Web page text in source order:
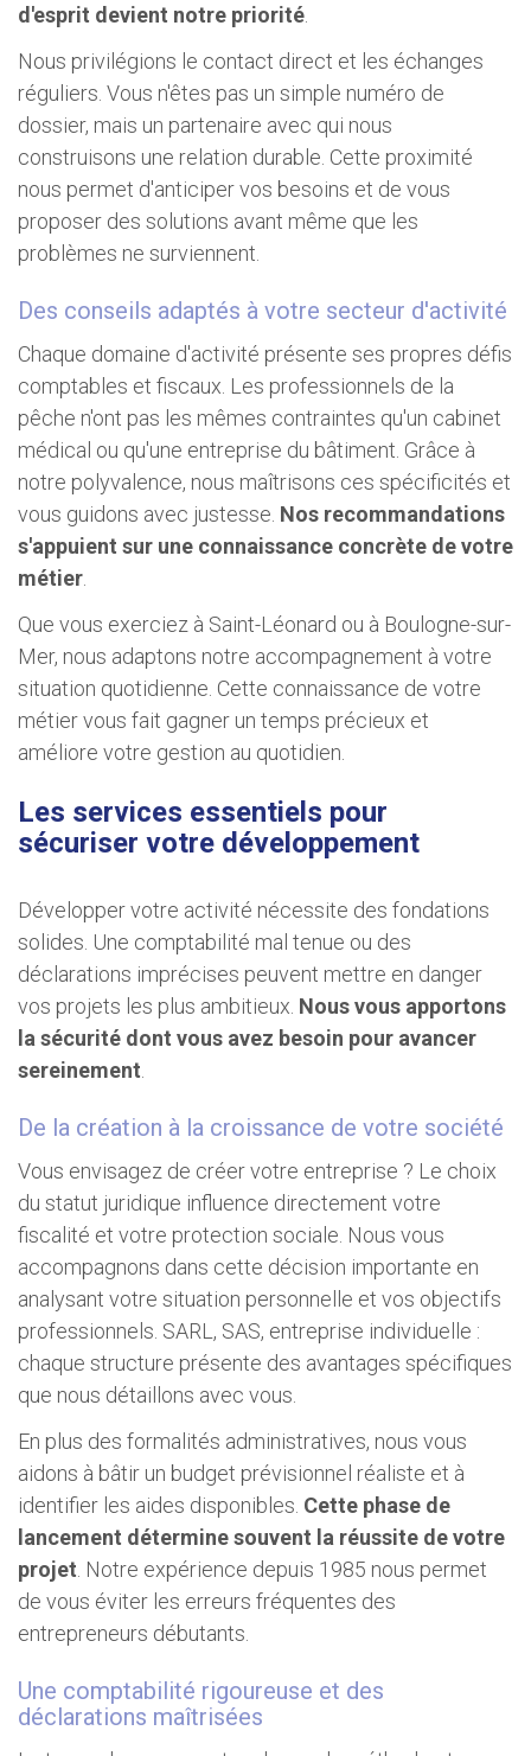
d'esprit devient notre priorité
Nous privilégions le contact direct et les échanges
réguliers. Vous n'êtes pas un simple numéro de
dossier, mais un partenaire avec qui nous
construisons une relation durable. Cette proximité
nous permet d'anticiper vos besoins et de vous
proposer des solutions avant même que les
problèmes ne surviennent.
Des conseils adaptés à votre secteur d'activité
Chaque domaine d'activité présente ses propres défis
comptables et fiscaux. Les professionnels de la
pêche n'ont pas les mêmes contraintes qu'un cabinet
médical ou qu'une entreprise du bâtiment. Grâce à
notre polyvalence, nous maîtrisons ces spécificités et
vous guidons avec justesse. Nos recommandations
s'appuient sur une connaissance concrète de votre
métier
Que vous exerciez à Saint-Léonard ou à Boulogne-sur-
Mer, nous adaptons notre accompagnement à votre
situation quotidienne. Cette connaissance de votre
métier vous fait gagner un temps précieux et
améliore votre gestion au quotidien.
Les services essentiels pour
sécuriser votre développement
Développer votre activité nécessite des fondations
solides. Une comptabilité mal tenue ou des
déclarations imprécises peuvent mettre en danger
vos projets les plus ambitieux. Nous vous apportons
la sécurité dont vous avez besoin pour avancer
sereinement
De la création à la croissance de votre société
Vous envisagez de créer votre entreprise ? Le choix
du statut juridique influence directement votre
fiscalité et votre protection sociale. Nous vous
accompagnons dans cette décision importante en
analysant votre situation personnelle et vos objectifs
professionnels. SARL, SAS, entreprise individuelle :
chaque structure présente des avantages spécifiques
que nous détaillons avec vous.
En plus des formalités administratives, nous vous
aidons à bâtir un budget prévisionnel réaliste et à
identifier les aides disponibles. Cette phase de
lancement détermine souvent la réussite de votre
projet . Notre expérience depuis 1985 nous permet
de vous éviter les erreurs fréquentes des
entrepreneurs débutants.
Une comptabilité rigoureuse et des
déclarations maîtrisées